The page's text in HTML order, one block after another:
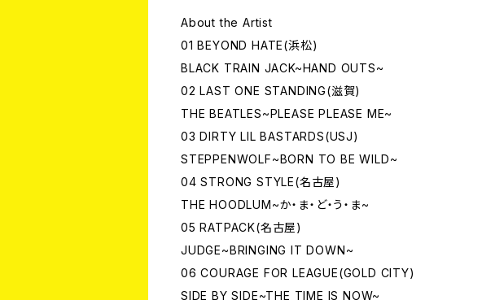
About the Artist
01 BEYOND HATE(浜松)
BLACK TRAIN JACK~HAND OUTS~
02 LAST ONE STANDING(滋賀)
THE BEATLES~PLEASE PLEASE ME~
03 DIRTY LIL BASTARDS(USJ)
STEPPENWOLF~BORN TO BE WILD~
04 STRONG STYLE(名古屋)
THE HOODLUM~か・ま・ど・う・ま~
05 RATPACK(名古屋)
JUDGE~BRINGING IT DOWN~
06 COURAGE FOR LEAGUE(GOLD CITY)
SIDE BY SIDE~THE TIME IS NOW~